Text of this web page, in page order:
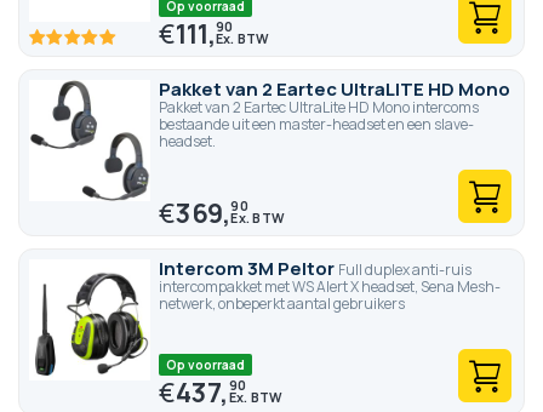
100 100
Op voorraad
€111,90
Pakket van 2 Eartec UltraLITE HD Mono
Pakket van 2 Eartec UltraLite HD Mono intercoms
bestaande uit een master-headset en een slave-
headset.
€369,90
Intercom 3M Peltor Full duplex anti-ruis
intercompakket met WS Alert X headset, Sena Mesh-
netwerk, onbeperkt aantal gebruikers
Op voorraad
€437,90